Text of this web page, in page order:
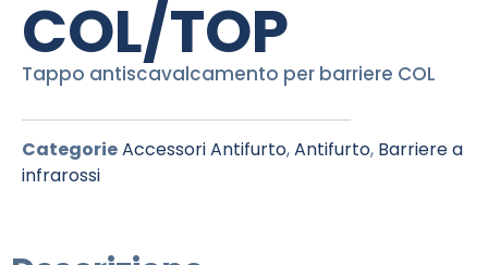
COL/TOP
Tappo antiscavalcamento per barriere COL
CategorieAccessori Antifurto,Antifurto, Barriere a
infrarossi